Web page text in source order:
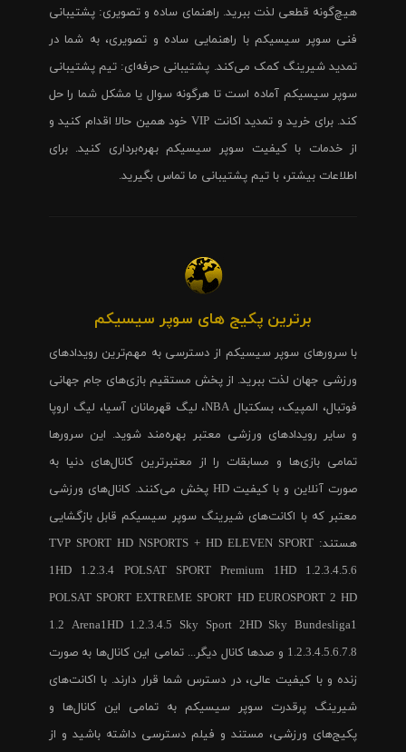
هیچ‌گونه قطعی لذت ببرید. راهنمای ساده و تصویری: پشتیبانی
فنی سوپر سیسیکم با راهنمایی ساده و تصویری، به شما در
تمدید شیرینگ کمک می‌کند. پشتیبانی حرفه‌ای: تیم پشتیبانی
سوپر سیسیکم آماده است تا هرگونه سوال یا مشکل شما را حل
کند. برای خرید و تمدید اکانت VIP خود همین حالا اقدام کنید و
از خدمات با کیفیت سوپر سیسیکم بهره‌برداری کنید. برای
اطلاعات بیشتر، با تیم پشتیبانی ما تماس بگیرید.
برترین پکیج های سوپر سیسیکم
با سرورهای سوپر سیسیکم از دسترسی به مهم‌ترین رویدادهای
ورزشی جهان لذت ببرید. از پخش مستقیم بازی‌های جام جهانی
فوتبال، المپیک، بسکتبال NBA، لیگ قهرمانان آسیا، لیگ اروپا
و سایر رویدادهای ورزشی معتبر بهره‌مند شوید. این سرورها
تمامی بازی‌ها و مسابقات را از معتبرترین کانال‌های دنیا به
صورت آنلاین و با کیفیت HD پخش می‌کنند. کانال‌های ورزشی
معتبر که با اکانت‌های شیرینگ سوپر سیسیکم قابل بازگشایی
هستند: TVP SPORT HD NSPORTS + HD ELEVEN SPORT
1HD 1.2.3.4 POLSAT SPORT Premium 1HD 1.2.3.4.5.6
POLSAT SPORT EXTREME SPORT HD EUROSPORT 2 HD
1.2 Arena1HD 1.2.3.4.5 Sky Sport 2HD Sky Bundesliga1
1.2.3.4.5.6.7.8 و صدها کانال دیگر... تمامی این کانال‌ها به صورت
زنده و با کیفیت عالی، در دسترس شما قرار دارند. با اکانت‌های
شیرینگ پرقدرت سوپر سیسیکم به تمامی این کانال‌ها و
پکیج‌های ورزشی، مستند و فیلم دسترسی داشته باشید و از